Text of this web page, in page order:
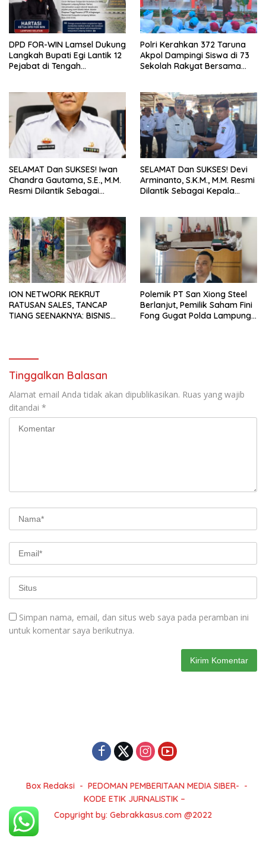
DPD FOR-WIN Lamsel Dukung
Langkah Bupati Egi Lantik 12
Pejabat di Tengah
Polri Kerahkan 372 Taruna
Akpol Dampingi Siswa di 73
Sekolah Rakyat Bersama
SELAMAT Dan SUKSES! Iwan
Chandra Gautama, S.E., M.M.
Resmi Dilantik Sebagai
SELAMAT Dan SUKSES! Devi
Arminanto, S.K.M., M.M. Resmi
Dilantik Sebagai Kepala
ION NETWORK REKRUT
RATUSAN SALES, TANCAP
TIANG SEENAKNYA: BISNIS
Polemik PT San Xiong Steel
Berlanjut, Pemilik Saham Fini
Fong Gugat Polda Lampung
Tinggalkan Balasan
Alamat email Anda tidak akan dipublikasikan. Ruas yang wajib
ditandai *
Simpan nama, email, dan situs web saya pada peramban ini
untuk komentar saya berikutnya.
Box Redaksi
PEDOMAN PEMBERITAAN MEDIA SIBER-
KODE ETIK JURNALISTIK –
Copyright by: Gebrakkasus.com @2022